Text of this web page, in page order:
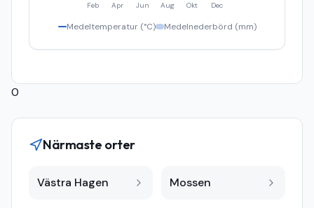
Feb Apr Jun Aug Okt Dec
Medeltemperatur (°C) Medelnederbörd (mm)
0
Närmaste orter
Västra Hagen Mossen